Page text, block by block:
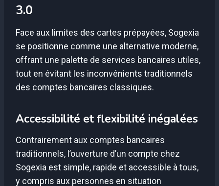
3.0
Face aux limites des cartes prépayées, Sogexia
se positionne comme une alternative moderne,
offrant une palette de services bancaires utiles,
tout en évitant les inconvénients traditionnels
des comptes bancaires classiques.
Accessibilité et flexibilité inégalées
Contrairement aux comptes bancaires
traditionnels, l’ouverture d’un compte chez
Sogexia est simple, rapide et accessible à tous,
y compris aux personnes en situation